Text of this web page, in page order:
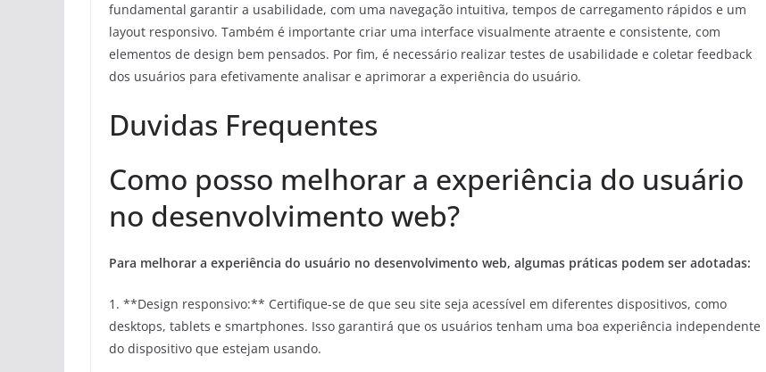
fundamental garantir a usabilidade, com uma navegação intuitiva, tempos de carregamento rápidos e um
layout responsivo. Também é importante criar uma interface visualmente atraente e consistente, com
elementos de design bem pensados. Por fim, é necessário realizar testes de usabilidade e coletar feedback
dos usuários para efetivamente analisar e aprimorar a experiência do usuário.
Duvidas Frequentes
Como posso melhorar a experiência do usuário
no desenvolvimento web?
Para melhorar a experiência do usuário no desenvolvimento web, algumas práticas podem ser adotadas:
1. **Design responsivo:** Certifique-se de que seu site seja acessível em diferentes dispositivos, como
desktops, tablets e smartphones. Isso garantirá que os usuários tenham uma boa experiência independente
do dispositivo que estejam usando.